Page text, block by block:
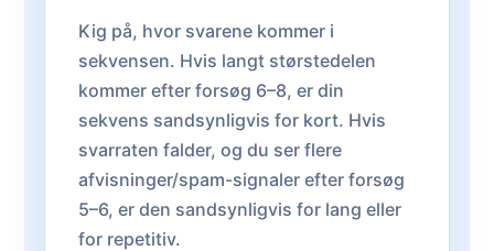
Kig på, hvor svarene kommer i
sekvensen. Hvis langt størstedelen
kommer efter forsøg 6–8, er din
sekvens sandsynligvis for kort. Hvis
svarraten falder, og du ser flere
afvisninger/spam-signaler efter forsøg
5–6, er den sandsynligvis for lang eller
for repetitiv.